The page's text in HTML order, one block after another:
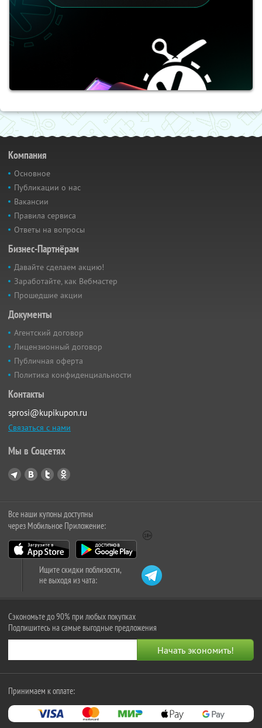
Компания
Основное
Публикации о нас
Вакансии
Правила сервиса
Ответы на вопросы
Бизнес-Партнёрам
Давайте сделаем акцию!
Заработайте, как Вебмастер
Прошедшие акции
Документы
Агентский договор
Лицензионный договор
Публичная оферта
Политика конфиденциальности
Контакты
sprosi@kupikupon.ru
Связаться с нами
Мы в Соцсетях
Все наши купоны доступны
через Мобильное Приложение:
Ищите скидки поблизости,
не выходя из чата:
Сэкономьте до 90% при любых покупках
Подпишитесь на самые выгодные предложения
Принимаем к оплате: